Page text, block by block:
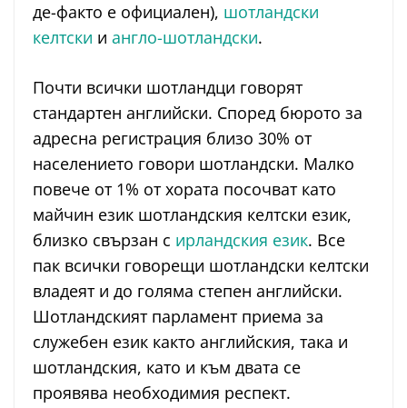
де-факто е официален), шотландски
келтски и англо-шотландски.
Почти всички шотландци говорят
стандартен английски. Според бюрото за
адресна регистрация близо 30% от
населението говори шотландски. Малко
повече от 1% от хората посочват като
майчин език шотландския келтски език,
близко свързан с ирландския език. Все
пак всички говорещи шотландски келтски
владеят и до голяма степен английски.
Шотландският парламент приема за
служебен език както английския, така и
шотландския, като и към двата се
проявява необходимия респект.